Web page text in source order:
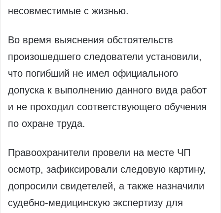
несовместимые с жизнью.
Во время выяснения обстоятельств
произошедшего следователи установили,
что погибший не имел официального
допуска к выполнению данного вида работ
и не проходил соответствующего обучения
по охране труда.
Правоохранители провели на месте ЧП
осмотр, зафиксировали следовую картину,
допросили свидетелей, а также назначили
судебно-медицинскую экспертизу для